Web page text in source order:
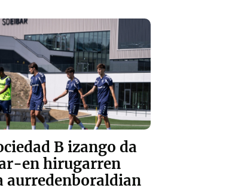
B izango da
en hirugarren
aurredenboraldian